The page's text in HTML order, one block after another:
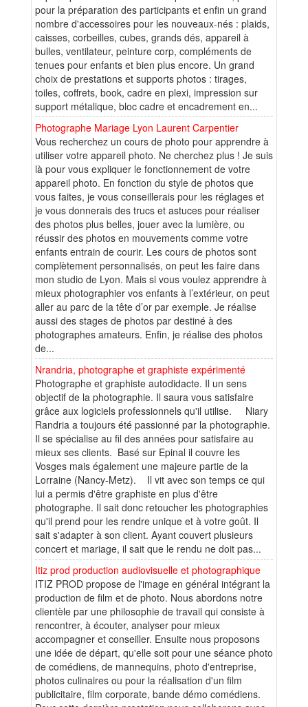
pour la préparation des participants et enfin un grand
nombre d'accessoires pour les nouveaux-nés : plaids,
caisses, corbeilles, cubes, grands dés, appareil à
bulles, ventilateur, peinture corp, compléments de
tenues pour enfants et bien plus encore. Un grand
choix de prestations et supports photos : tirages,
toiles, coffrets, book, cadre en plexi, impression sur
support métalique, bloc cadre et encadrement en...
Photographe Mariage Lyon Laurent Carpentier
Vous recherchez un cours de photo pour apprendre à
utiliser votre appareil photo. Ne cherchez plus ! Je suis
là pour vous expliquer le fonctionnement de votre
appareil photo. En fonction du style de photos que
vous faites, je vous conseillerais pour les réglages et
je vous donnerais des trucs et astuces pour réaliser
des photos plus belles, jouer avec la lumière, ou
réussir des photos en mouvements comme votre
enfants entrain de courir. Les cours de photos sont
complètement personnalisés, on peut les faire dans
mon studio de Lyon. Mais si vous voulez apprendre à
mieux photographier vos enfants à l’extérieur, on peut
aller au parc de la tête d’or par exemple. Je réalise
aussi des stages de photos par destiné à des
photographes amateurs. Enfin, je réalise des photos
de...
Nrandria, photographe et graphiste expérimenté
Photographe et graphiste autodidacte. Il un sens
objectif de la photographie. Il saura vous satisfaire
grâce aux logiciels professionnels qu'il utilise. Niary
Randria a toujours été passionné par la photographie.
Il se spécialise au fil des années pour satisfaire au
mieux ses clients. Basé sur Epinal il couvre les
Vosges mais également une majeure partie de la
Lorraine (Nancy-Metz). Il vit avec son temps ce qui
lui a permis d'être graphiste en plus d'être
photographe. Il sait donc retoucher les photographies
qu'il prend pour les rendre unique et à votre goût. Il
sait s'adapter à son client. Ayant couvert plusieurs
concert et mariage, il sait que le rendu ne doit pas...
Itiz prod production audiovisuelle et photographique
ITIZ PROD propose de l'image en général intégrant la
production de film et de photo. Nous abordons notre
clientèle par une philosophie de travail qui consiste à
rencontrer, à écouter, analyser pour mieux
accompagner et conseiller. Ensuite nous proposons
une idée de départ, qu'elle soit pour une séance photo
de comédiens, de mannequins, photo d'entreprise,
photos culinaires ou pour la réalisation d'un film
publicitaire, film corporate, bande démo comédiens.